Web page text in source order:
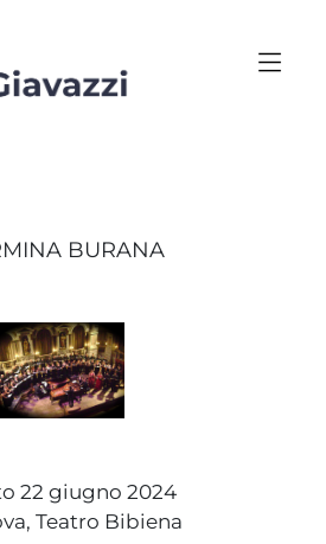
BURANA
22 giugno 2024
Teatro Bibiena